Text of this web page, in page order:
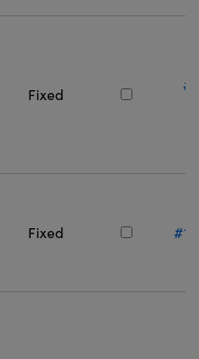
Fixed
Fixed